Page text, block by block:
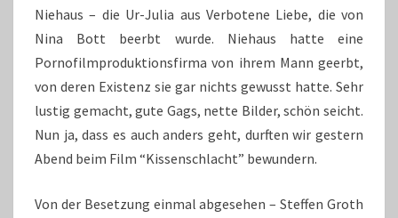
Niehaus – die Ur-Julia aus Verbotene Liebe, die von
Nina Bott beerbt wurde. Niehaus hatte eine
Pornofilmproduktionsfirma von ihrem Mann geerbt,
von deren Existenz sie gar nichts gewusst hatte. Sehr
lustig gemacht, gute Gags, nette Bilder, schön seicht.
Nun ja, dass es auch anders geht, durften wir gestern
Abend beim Film “Kissenschlacht” bewundern.
Von der Besetzung einmal abgesehen – Steffen Groth